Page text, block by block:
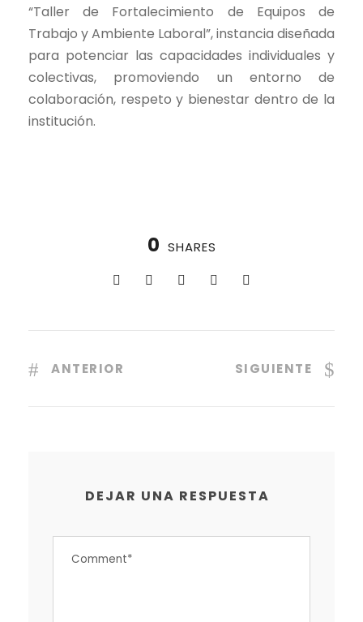
“Taller de Fortalecimiento de Equipos de
Trabajo y Ambiente Laboral”, instancia diseñada
para potenciar las capacidades individuales y
colectivas, promoviendo un entorno de
colaboración, respeto y bienestar dentro de la
institución.
0 SHARES
ANTERIOR SIGUIENTE
DEJAR UNA RESPUESTA